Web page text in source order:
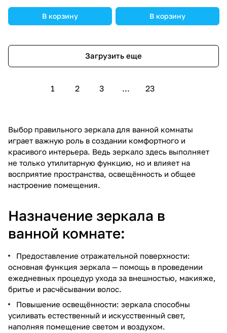
В корзину В корзину
Загрузить еще
1 2 3 ... 23
Выбор правильного зеркала для ванной комнаты
играет важную роль в создании комфортного и
красивого интерьера. Ведь зеркало здесь выполняет
не только утилитарную функцию, но и влияет на
восприятие пространства, освещённость и общее
настроение помещения.
Назначение зеркала в
ванной комнате:
Предоставление отражательной поверхности:
основная функция зеркала — помощь в проведении
ежедневных процедур ухода за внешностью, макияже,
бритье и расчёсывании волос.
Повышение освещённости: зеркала способны
усиливать естественный и искусственный свет,
наполняя помещение светом и воздухом.